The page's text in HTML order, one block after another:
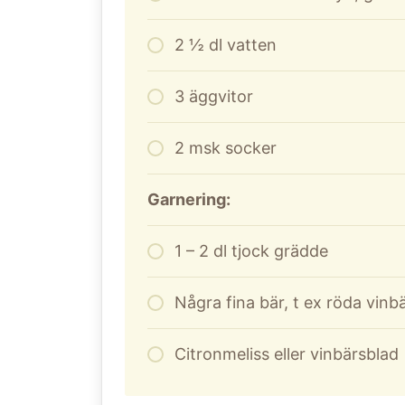
2 ½ dl vatten
3 äggvitor
2 msk socker
Garnering:
1 – 2 dl tjock grädde
Några fina bär, t ex röda
Citronmeliss eller vinbärsblad